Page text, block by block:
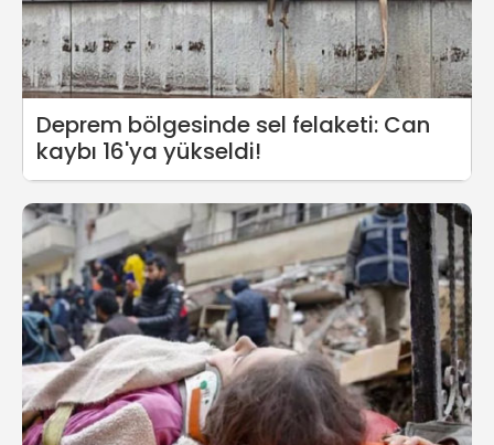
Deprem bölgesinde sel felaketi: Can
kaybı 16'ya yükseldi!